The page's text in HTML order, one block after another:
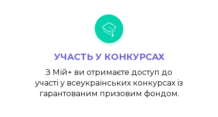
УЧАСТЬ У КОНКУРСАХ
З Мій+ ви отримаєте доступ до
участі у всеукраїнських конкурсах із
гарантованим призовим фондом.